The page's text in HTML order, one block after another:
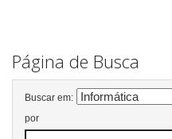
Página de Busca
Buscar em:
por